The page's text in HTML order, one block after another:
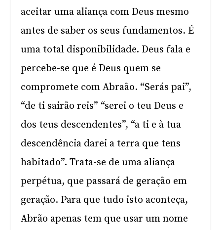
aceitar uma aliança com Deus mesmo
antes de saber os seus fundamentos. É
uma total disponibilidade. Deus fala e
percebe-se que é Deus quem se
compromete com Abraão. “Serás pai”,
“de ti sairão reis” “serei o teu Deus e
dos teus descendentes”, “a ti e à tua
descendência darei a terra que tens
habitado”. Trata-se de uma aliança
perpétua, que passará de geração em
geração. Para que tudo isto aconteça,
Abrão apenas tem que usar um nome